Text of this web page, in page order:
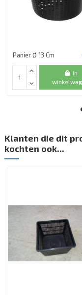
Panier Ø 13 Cm
In
Klanten die dit
kochten ook...